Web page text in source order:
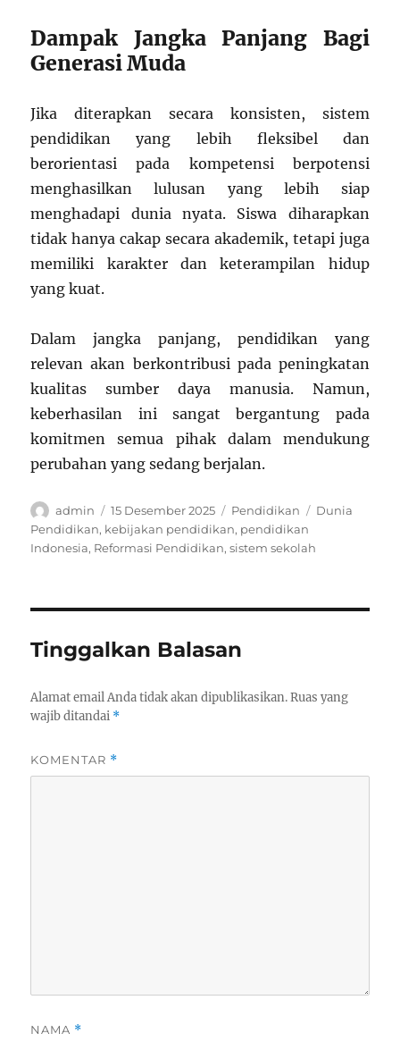
Dampak Jangka Panjang Bagi
Generasi Muda
Jika diterapkan secara konsisten, sistem
pendidikan yang lebih fleksibel dan
berorientasi pada kompetensi berpotensi
menghasilkan lulusan yang lebih siap
menghadapi dunia nyata. Siswa diharapkan
tidak hanya cakap secara akademik, tetapi juga
memiliki karakter dan keterampilan hidup
yang kuat.
Dalam jangka panjang, pendidikan yang
relevan akan berkontribusi pada peningkatan
kualitas sumber daya manusia. Namun,
keberhasilan ini sangat bergantung pada
komitmen semua pihak dalam mendukung
perubahan yang sedang berjalan.
Author
admin
Posted
on
15 Desember 2025 Categories
Pendidikan Tags
Dunia
Pendidikan, kebijakan pendidikan, pendidikan
Indonesia, Reformasi Pendidikan,sistem sekolah
Tinggalkan Balasan
Alamat email Anda tidak akan dipublikasikan. Ruas yang
wajib ditandai *
KOMENTAR *
NAMA *